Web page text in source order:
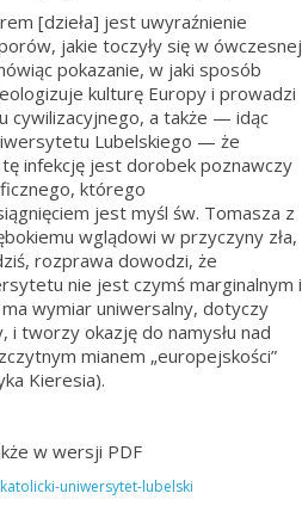
[dzieła] jest uwyraźnienie
jakie toczyły się w ówczesnej
pokazanie, w jaki sposób
kulturę Europy i prowadzi
cywilizacyjnego, a także — idąc
Lubelskiego — że
infekcję jest dorobek poznawczy
którego
jest myśl św. Tomasza z
wglądowi w przyczyny zła,
rozprawa dowodzi, że
nie jest czymś marginalnym i
wymiar uniwersalny, dotyczy
i tworzy okazję do namysłu nad
mianem „europejskości”
Kieresia).
w wersji PDF
uniwersytet-lubelski